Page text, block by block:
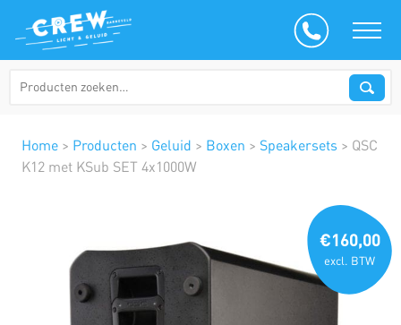
Home > Producten > Geluid > Boxen > Speakersets > QSC
K12 met KSub SET 4x1000W
€160,00
excl. BTW